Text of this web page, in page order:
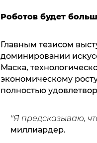
Роботов будет
Главным тезисом
доминировании
Маска,
экономическому
полностью
"Я предсказываю,
миллиардер.